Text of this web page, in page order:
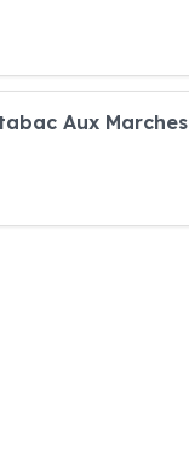
Aux Marches